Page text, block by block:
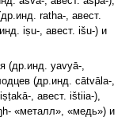
ratha-, авест.
iṣu-, авест. išu-) и
(др.инд. yavyā-,
(др.инд. cātvāla-,
, авест. ištiia-),
«металл», «медь») и